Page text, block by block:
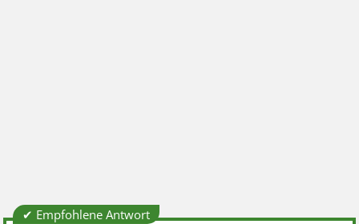
✔ Empfohlene Antwort